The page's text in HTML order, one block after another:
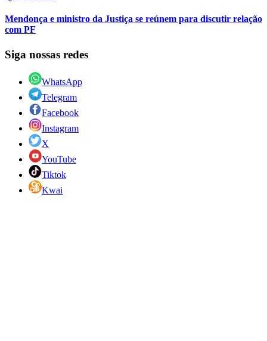
Mendonça e ministro da Justiça se reúnem para discutir relação
com PF
Siga nossas redes
WhatsApp
Telegram
Facebook
Instagram
X
YouTube
Tiktok
Kwai